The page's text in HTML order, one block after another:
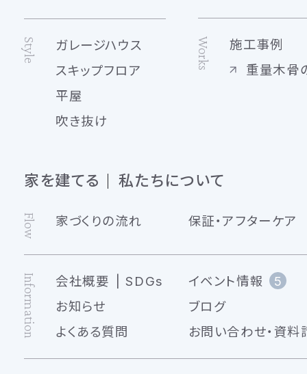
Style
ガレージハウス
スキップフロア
平屋
吹き抜け
Works
施工事例
重量木骨
家を建てる 私たちについて
Flow 家づくりの流れ 保証・アフターケア
Information 会社概要 SDGs イベント情報
5
お知らせ
ブログ
よくある質問
お問い合わせ・資料